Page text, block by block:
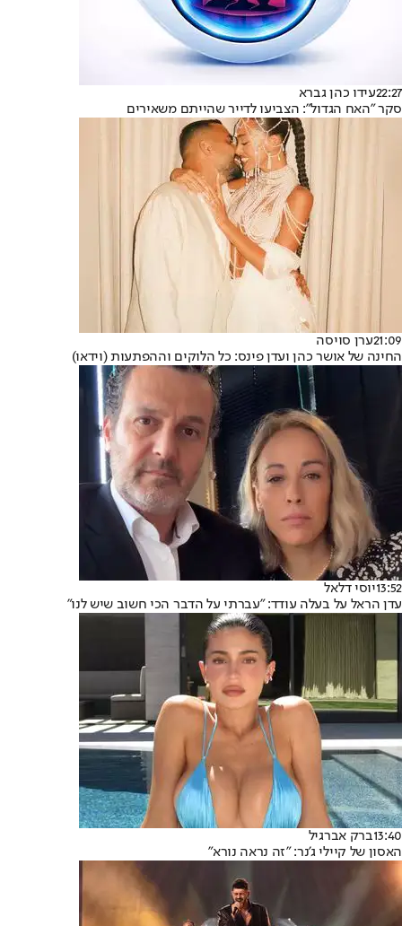
22:27עידו כהן גברא
סקר "האח הגדול": הצביעו לדייר שהייתם משאירים
21:09ערן סויסה
החינה של אושר כהן ועדן פינס: כל הלוקים וההפתעות (וידאו)
13:52יוסי דלאל
עדן הראל על בעלה עודד: "עברתי על הדבר הכי חשוב שיש לנו"
13:40ברק אברגיל
האסון של קיילי ג'נר: "זה נראה נורא"